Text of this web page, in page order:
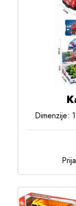
Dimenzije: